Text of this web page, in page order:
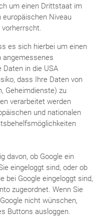
um einen Drittstaat im
europäischen Niveau
es sich hierbei um einen
angemessenes
in die USA
dass Ihre Daten von
Geheimdienste) zu
verarbeitet werden
und nationalen
davon, ob Google ein
eingeloggt sind, oder ob
bei Google eingeloggt sind,
zugeordnet. Wenn Sie
nicht wünschen,
Buttons ausloggen.